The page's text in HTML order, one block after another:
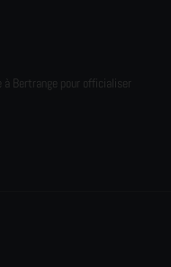
Bertrange pour officialiser